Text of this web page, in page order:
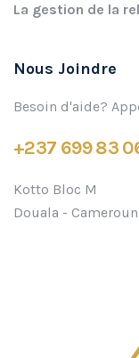
La gestion de la
Nous Joindre
Besoin d'aide?
+237 699 83
Kotto Bloc M
Douala - Cameroun